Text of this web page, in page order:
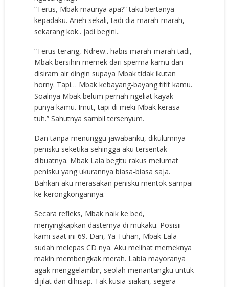
“Terus, Mbak maunya apa?” taku bertanya
kepadaku. Aneh sekali, tadi dia marah-marah,
sekarang kok.. jadi begini..
“Terus terang, Ndrew.. habis marah-marah tadi,
Mbak bersihin memek dari sperma kamu dan
disiram air dingin supaya Mbak tidak ikutan
horny. Tapi… Mbak kebayang-bayang titit kamu.
Soalnya Mbak belum pernah ngeliat kayak
punya kamu. Imut, tapi di meki Mbak kerasa
tuh.” Sahutnya sambil tersenyum.
Dan tanpa menunggu jawabanku, dikulumnya
penisku seketika sehingga aku tersentak
dibuatnya. Mbak Lala begitu rakus melumat
penisku yang ukurannya biasa-biasa saja.
Bahkan aku merasakan penisku mentok sampai
ke kerongkongannya.
Secara refleks, Mbak naik ke bed,
menyingkapkan dasternya di mukaku. Posisii
kami saat ini 69. Dan, Ya Tuhan, Mbak Lala
sudah melepas CD nya. Aku melihat memeknya
makin membengkak merah. Labia mayoranya
agak menggelambir, seolah menantangku untuk
dijilat dan dihisap. Tak kusia-siakan, segera